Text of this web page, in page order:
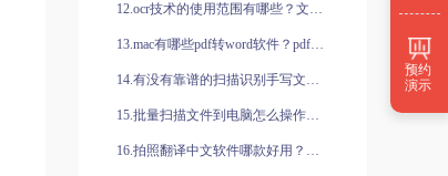
12.ocr技术的使用范围有哪些？文字识别ocr哪款软件更好用？
13.mac有哪些pdf转word软件？pdf转word软件有哪些？
14.有没有靠谱的扫描识别手写文字的软件？如何识别手写文字？
15.批量扫描文件到电脑怎么操作？福昕全能王的适用范围有哪些？
16.拍照翻译中文软件哪款好用？手机怎么拍照翻译英文？
预约
演示